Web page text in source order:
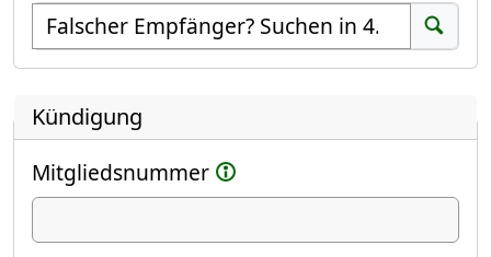
Empfänger suchen
Suchen
Kündigung
Mitgliedsnummer